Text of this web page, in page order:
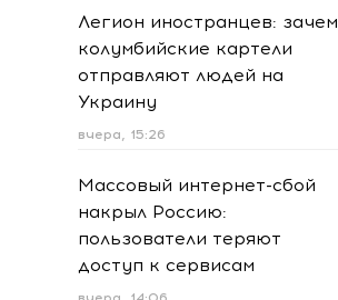
Легион иностранцев: зачем
колумбийские картели
отправляют людей на
Украину
вчера, 15:26
Массовый интернет-сбой
накрыл Россию:
пользователи теряют
доступ к сервисам